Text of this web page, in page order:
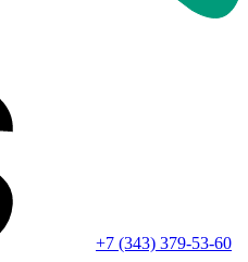
+7 (343) 379-53-60